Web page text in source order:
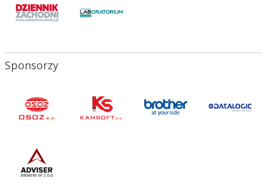
Sponsorzy